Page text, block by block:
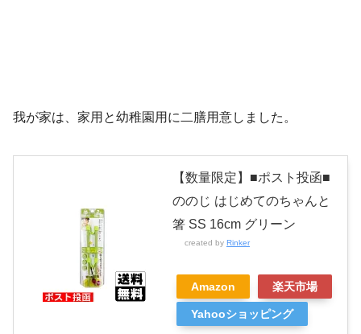
我が家は、家用と幼稚園用に二膳用意しました。
【数量限定】■ポスト投函■
ののじ はじめてのちゃんと
箸 SS 16cm グリーン
created by Rinker
Amazon 楽天市場
Yahooショッピング